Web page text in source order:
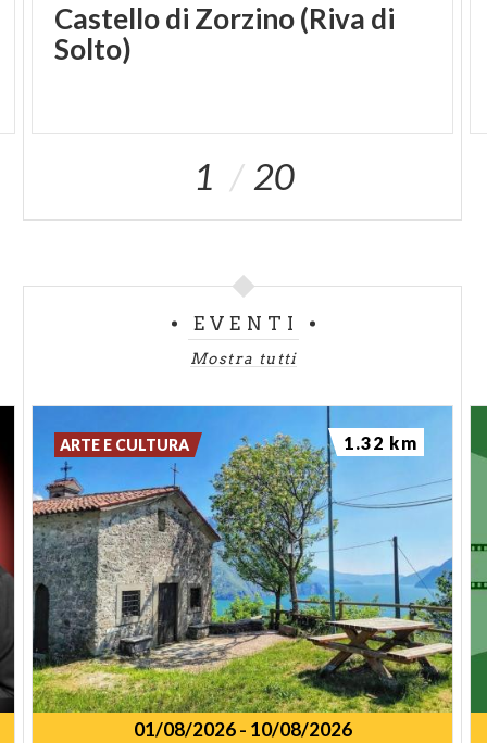
Castello di Zorzino (Riva di
Solto)
1 20
EVENTI
Mostra tutti
01/08/2026- 10/08/2026
ARTE E CULTURA 1.32 km